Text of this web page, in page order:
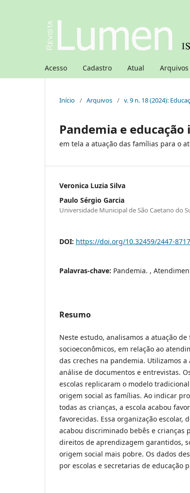
Acesso Cadastro Atual Arquivos
Início / Arquivos / v. 9 n. 18 (2024):
Pandemia e
em tela a atuação das famílias para o
Veronica Luzia Silva
Paulo Sérgio Garcia
Universidade Municipal de São Caetano do
DOI: https://doi.org/10.32459/2447-
Palavras-chave: Pandemia. ,
Resumo
Neste estudo, analisamos a atuação
socioeconômicos, em relação ao
das creches na pandemia. Utilizamos
análise de documentos e entrevistas.
escolas replicaram o modelo
origem social as famílias. Ao indicar
todas as crianças, a escola acabou
favorecidas. Essa organização escolar,
acabou discriminado bebês e crianças
direitos de aprendizagem garantidos,
origem social mais pobre. Os dados
por escolas e secretarias de educação